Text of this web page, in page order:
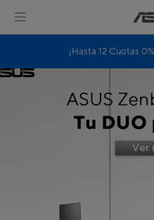
¡Hasta 12 Cuotas